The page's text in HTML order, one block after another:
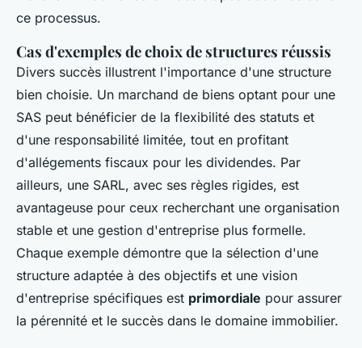
ce processus.
Cas d'exemples de choix de structures réussis
Divers succès illustrent l'importance d'une structure
bien choisie. Un marchand de biens optant pour une
SAS peut bénéficier de la flexibilité des statuts et
d'une responsabilité limitée, tout en profitant
d'allégements fiscaux pour les dividendes. Par
ailleurs, une SARL, avec ses règles rigides, est
avantageuse pour ceux recherchant une organisation
stable et une gestion d'entreprise plus formelle.
Chaque exemple démontre que la sélection d'une
structure adaptée à des objectifs et une vision
d'entreprise spécifiques est primordiale pour assurer
la pérennité et le succès dans le domaine immobilier.